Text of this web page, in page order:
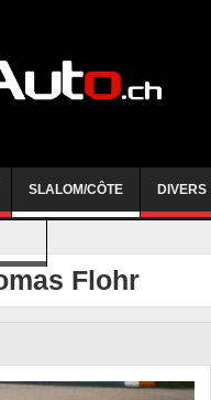
SLALOM/CÔTE DIVERS
Flohr